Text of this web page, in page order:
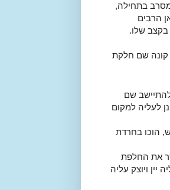
בתחילה,
הרבים
בקצב שלו.
קונה שם חלקת
להתיישב שם
לעליה למקום
הוכו בחרדת
את החלפת
ויוצק עליה